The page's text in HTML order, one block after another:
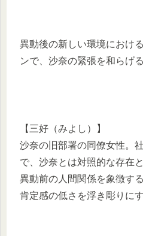
異動後の新しい環境におけ
ンで、沙奈の緊張を和らげ
【三好（みよし）】
沙奈の旧部署の同僚女性。
で、沙奈とは対照的な存在
異動前の人間関係を象徴す
肯定感の低さを浮き彫りに